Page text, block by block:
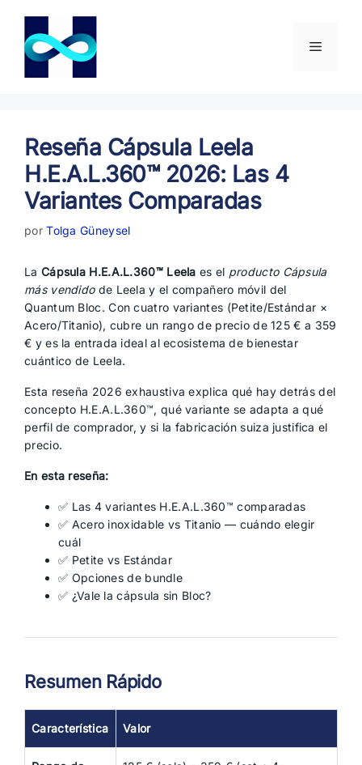
contenido
Menú
Reseña Cápsula Leela
H.E.A.L.360™ 2026: Las 4
Variantes Comparadas
porTolga Güneysel
La Cápsula H.E.A.L.360™ Leela es el producto Cápsula
más vendidode Leela y el compañero móvil del
Quantum Bloc. Con cuatro variantes (Petite/Estándar ×
Acero/Titanio), cubre un rango de precio de 125 € a 359
€ y es la entrada ideal al ecosistema de bienestar
cuántico de Leela.
Esta reseña 2026 exhaustiva explica qué hay detrás del
concepto H.E.A.L.360™, qué variante se adapta a qué
perfil de comprador, y si la fabricación suiza justifica el
precio.
En esta reseña:
✅ Las 4 variantes H.E.A.L.360™ comparadas
✅ Acero inoxidable vs Titanio — cuándo elegir
cuál
✅ Petite vs Estándar
✅ Opciones de bundle
✅ ¿Vale la cápsula sin Bloc?
Resumen Rápido
Característica Valor